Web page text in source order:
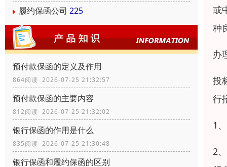
履约保函公司 225
预付款保函的定义及作用
864阅读 2026-07-25 21:32:57
预付款保函的主要内容
812阅读 2026-07-25 21:32:02
银行保函的作用是什么
835阅读 2026-07-25 21:30:48
银行保函和履约保函的区别
或
种
办
投
行
1
2